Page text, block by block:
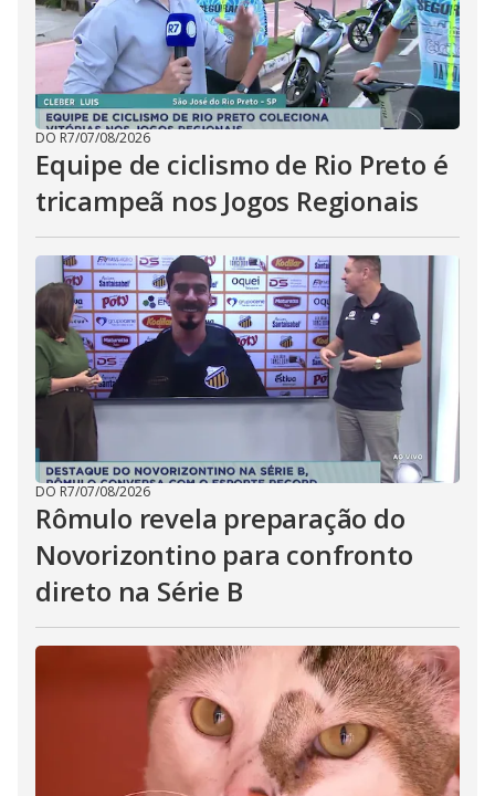
DO R7/07/08/2026
Equipe de ciclismo de Rio Preto é
tricampeã nos Jogos Regionais
DO R7/07/08/2026
Rômulo revela preparação do
Novorizontino para confronto
direto na Série B